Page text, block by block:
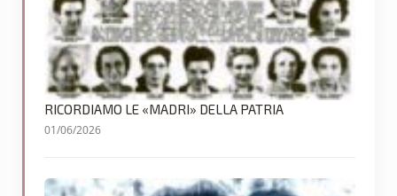
RICORDIAMO LE «MADRI» DELLA PATRIA
01/06/2026